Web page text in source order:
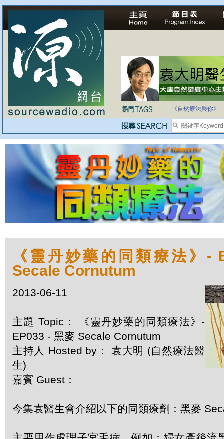
法治社會並不等同
自家教育合法化-
《自然療法與你》
《靈丹妙藥的同類療法》-
Secale Cornutum
2013-06-11
主題 Topic： 《靈丹妙藥的同類療法》-
EP033 - 黑麥 Secale Cornutum
主持人 Hosted by： 袁大明 (自然療法醫
生)
嘉賓 Guest：
今集袁醫生會介紹以下的同類療劑：黑麥